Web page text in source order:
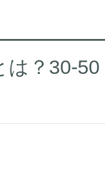
は？30-50